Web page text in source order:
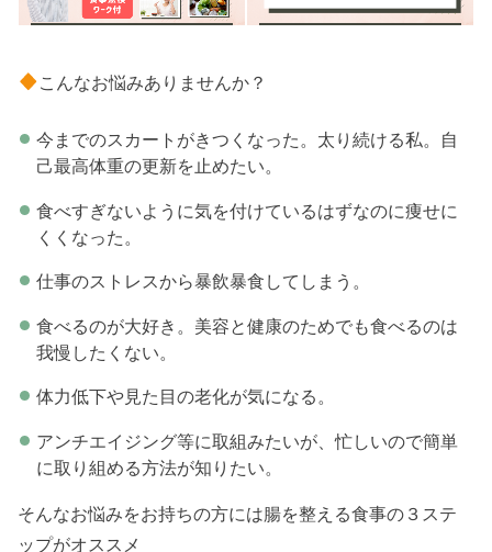
こんなお悩みありませんか？
今までのスカートがきつくなった。太り続ける私。自
己最高体重の更新を止めたい。
食べすぎないように気を付けているはずなのに痩せに
くくなった。
仕事のストレスから暴飲暴食してしまう。
食べるのが大好き。美容と健康のためでも食べるのは
我慢したくない。
体力低下や見た目の老化が気になる。
アンチエイジング等に取組みたいが、忙しいので簡単
に取り組める方法が知りたい。
そんなお悩みをお持ちの方には腸を整える食事の３ステ
ップがオススメ